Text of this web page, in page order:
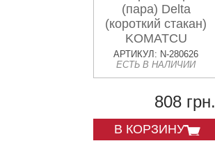
(пара) Delta
(короткий стакан)
KOMATCU
АРТИКУЛ: N-280626
ЕСТЬ В НАЛИЧИИ
808 грн.
В КОРЗИНУ